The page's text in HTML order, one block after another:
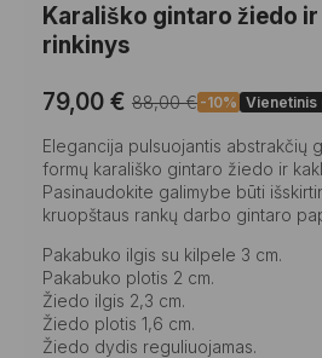
Karališko gintaro žiedo
rinkinys
88,00€
Original
price
was:
88,00 €.
79,00 €
Current
price
is:
79,00 €.
-10% Vienetinis
Elegancija pulsuojantis abstrakčių
formų karališko gintaro žiedo ir
Pasinaudokite galimybe būti
kruopštaus rankų darbo gintaro
Pakabuko ilgis su kilpele 3 cm.
Pakabuko plotis 2 cm.
Žiedo ilgis 2,3 cm.
Žiedo plotis 1,6 cm.
Žiedo dydis reguliuojamas.